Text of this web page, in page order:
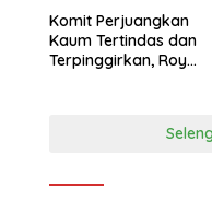
Komit Perjuangkan
Kaum Tertindas dan
Terpinggirkan, Roy